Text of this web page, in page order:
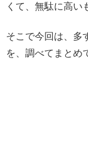
くて、無駄に高
そこで今回は、多
を、調べてまとめ